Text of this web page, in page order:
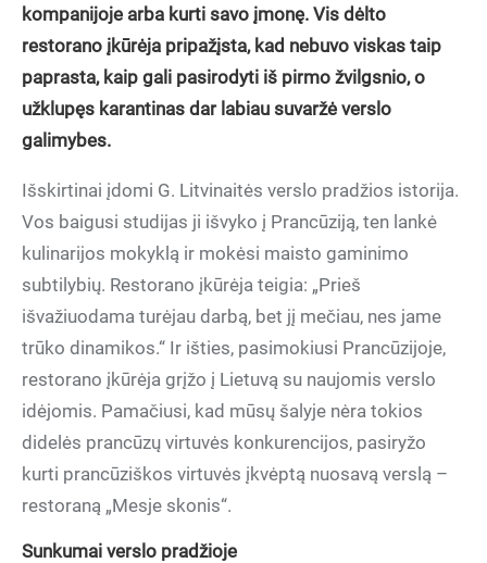
kompanijoje arba kurti savo įmonę. Vis dėlto
restorano įkūrėja pripažįsta, kad nebuvo viskas taip
paprasta, kaip gali pasirodyti iš pirmo žvilgsnio, o
užklupęs karantinas dar labiau suvaržė verslo
galimybes.
Išskirtinai įdomi G. Litvinaitės verslo pradžios istorija.
Vos baigusi studijas ji išvyko į Prancūziją, ten lankė
kulinarijos mokyklą ir mokėsi maisto gaminimo
subtilybių. Restorano įkūrėja teigia: „Prieš
išvažiuodama turėjau darbą, bet jį mečiau, nes jame
trūko dinamikos.“ Ir išties, pasimokiusi Prancūzijoje,
restorano įkūrėja grįžo į Lietuvą su naujomis verslo
idėjomis. Pamačiusi, kad mūsų šalyje nėra tokios
didelės prancūzų virtuvės konkurencijos, pasiryžo
kurti prancūziškos virtuvės įkvėptą nuosavą verslą –
restoraną „Mesje skonis“.
Sunkumai verslo pradžioje